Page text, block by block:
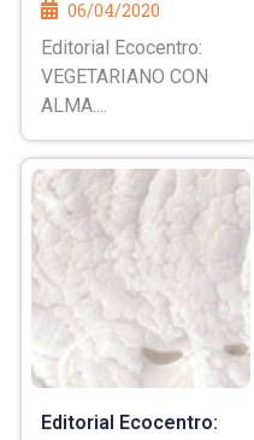
06/04/2020
Editorial Ecocentro:
VEGETARIANO CON
ALMA....
Editorial Ecocentro: